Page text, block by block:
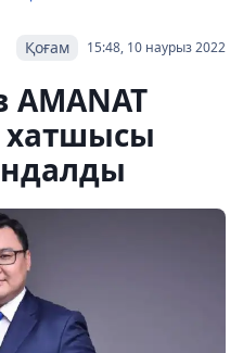
15:48, 10 наурыз 2022
Қоғам
AMANAT